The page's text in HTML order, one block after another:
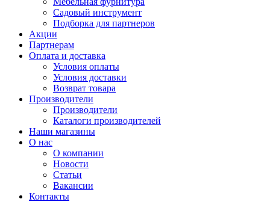
Садовый инструмент
Подборка для партнеров
Акции
Партнерам
Оплата и доставка
Условия оплаты
Условия доставки
Возврат товара
Производители
Производители
Каталоги производителей
Наши магазины
О нас
О компании
Новости
Статьи
Вакансии
Контакты